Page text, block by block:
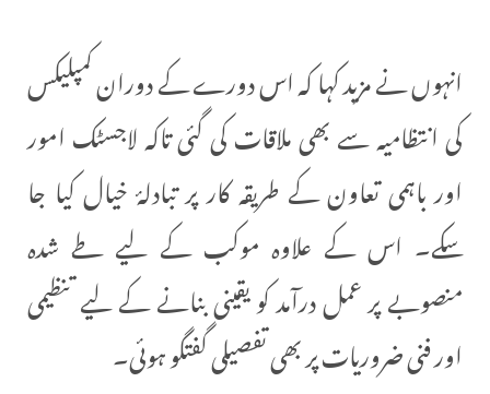
انہوں نے مزید کہا کہ اس دورے کے دوران کمپلیکس
کی انتظامیہ سے بھی ملاقات کی گئی تاکہ لاجسٹک امور
اور باہمی تعاون کے طریقہ کار پر تبادلۂ خیال کیا جا
سکے۔ اس کے علاوہ موکب کے لیے طے شدہ
منصوبے پر عمل درآمد کو یقینی بنانے کے لیے تنظیمی
اور فنی ضروریات پر بھی تفصیلی گفتگو ہوئی۔